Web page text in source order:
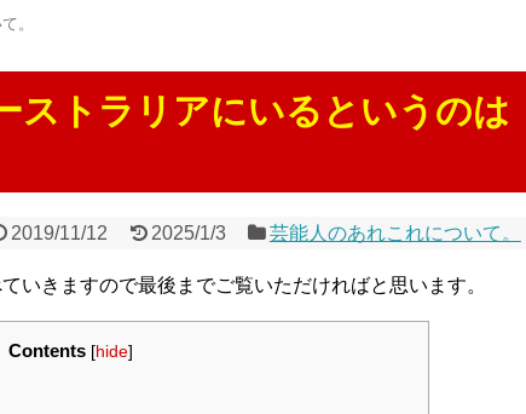
。
ストラリアにいるというのは
2019/11/12 2025/1/3 芸能人のあれこれについて。
いきますので最後までご覧いただければと思います。
Contents [hide]